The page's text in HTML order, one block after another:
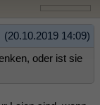
(20.10.2019 14:09)
oder ist sie